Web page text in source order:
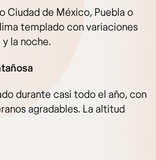
Ciudad de México, Puebla o
templado con variaciones
la noche.
durante casi todo el año, con
agradables. La altitud